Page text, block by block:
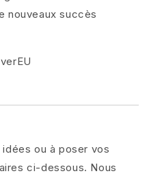
nouveaux succès
ou à poser vos
ci-dessous. Nous